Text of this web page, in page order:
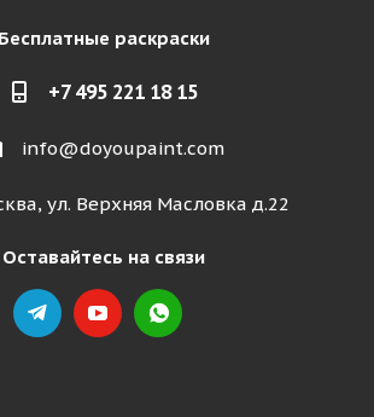
Бесплатные раскраски
+7 495 221 18 15
info@doyoupaint.com
ул. Верхняя Масловка д.22
Оставайтесь на связи